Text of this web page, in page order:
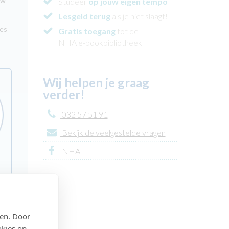
Door
Lesgeld terug als je niet slaagt!
Gratis toegangtot de
NHA e-bookbibliotheek
Wij helpen je graag
verder!
032 57 51 91
Bekijk de veelgestelde vragen
NHA